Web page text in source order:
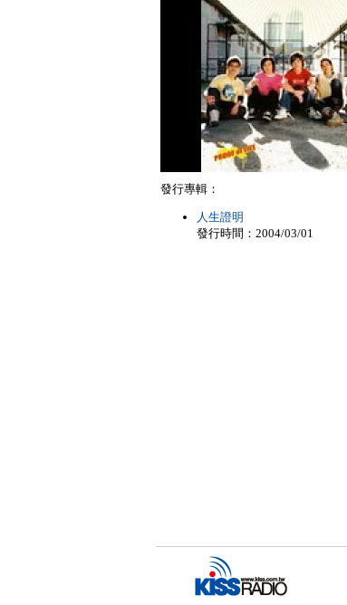
發行專輯：
人生證明
發行時間：2004/03/01